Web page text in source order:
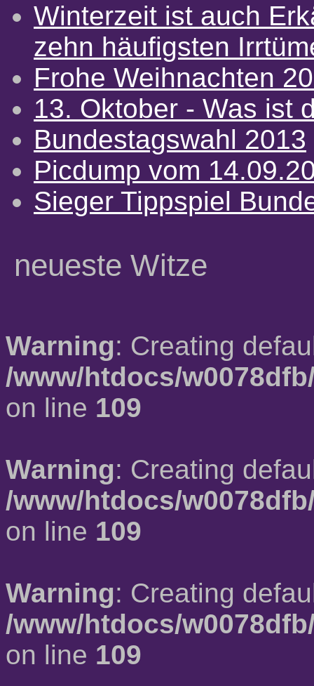
Winterzeit ist auch
zehn häufigsten
Frohe Weihnachten
13. Oktober - Was ist
Bundestagswahl 2013
Picdump vom
Sieger Tippspiel
neueste Witze
Warning: Creating
/www/htdocs/
on line 109
Warning: Creating
/www/htdocs/
on line 109
Warning: Creating
/www/htdocs/
on line 109